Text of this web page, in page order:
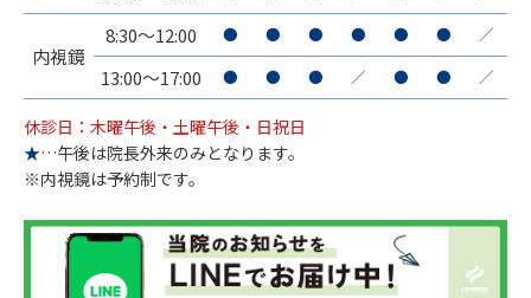
内視鏡
8:30～12:00 ● ● ● ● ● ● ／
13:00～17:00 ● ● ● ／ ● ● ／
休診日：木曜午後・土曜午後・日祝日
★…午後は院長外来のみとなります。
※内視鏡は予約制です。